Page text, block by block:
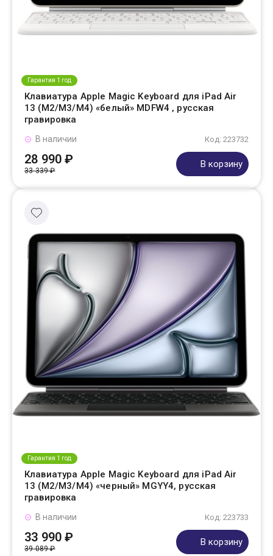
Гарантия 1 год
Клавиатура Apple Magic Keyboard для iPad Air
13 (M2/M3/M4) «белый» MDFW4 , русская
гравировка
Код: 223732
В наличии
28 990 ₽
33 339 ₽
В корзину
Гарантия 1 год
Клавиатура Apple Magic Keyboard для iPad Air
13 (M2/M3/M4) «черный» MGYY4, русская
гравировка
Код: 223733
В наличии
33 990 ₽
39 089 ₽
В корзину